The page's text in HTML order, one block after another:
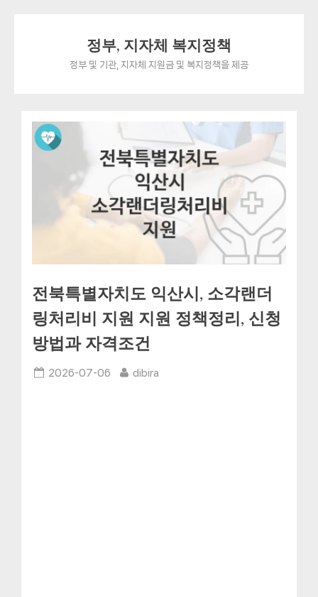
정부, 지자체 복지정책
정부 및 기관, 지자체 지원금 및 복지정책을 제공
전북특별자치도 익산시, 소각랜더
링처리비 지원 지원 정책정리, 신청
방법과 자격조건
Posted
2026-07-06 By
dibira